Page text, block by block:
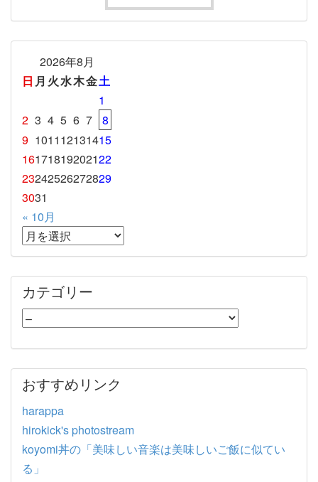
2026年8月
日 月 火水木金土
1
2 3 4 5 6 7
8
9 101112131415
16171819202122
23242526272829
3031
« 10月
カテゴリー
おすすめリンク
harappa
hirokick's photostream
koyomi丼の「美味しい音楽は美味しいご飯に似てい
る」